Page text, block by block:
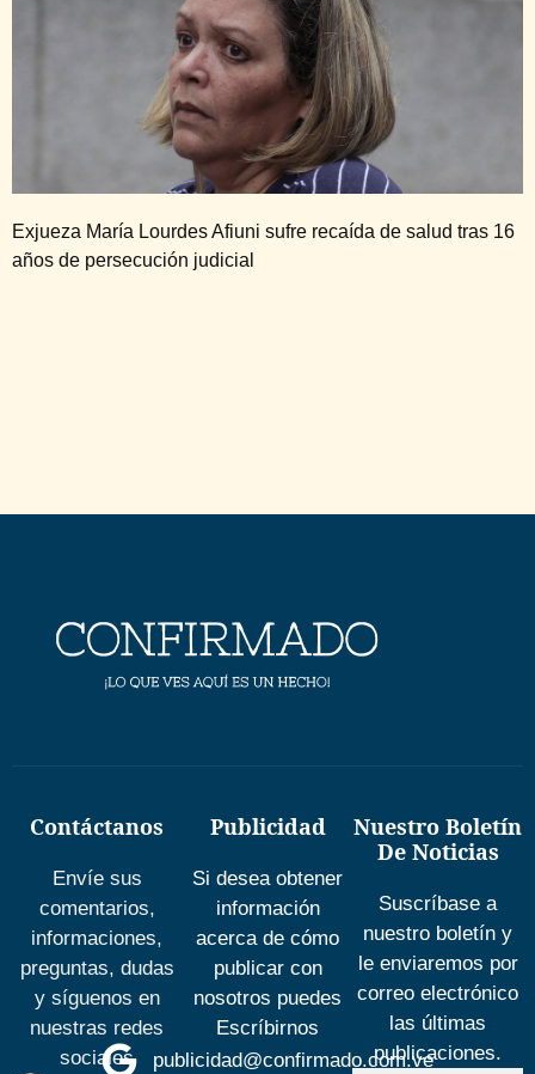
Exjueza María Lourdes Afiuni sufre recaída de salud tras 16
años de persecución judicial
Contáctanos
Envíe sus
comentarios,
informaciones,
preguntas, dudas
y síguenos en
nuestras redes
sociales
Publicidad
Si desea obtener
información
acerca de cómo
publicar con
nosotros puedes
Escríbirnos
publicidad@confirmado.com.ve
Nuestro Boletín
De Noticias
Suscríbase a
nuestro boletín y
le enviaremos por
correo electrónico
las últimas
publicaciones.